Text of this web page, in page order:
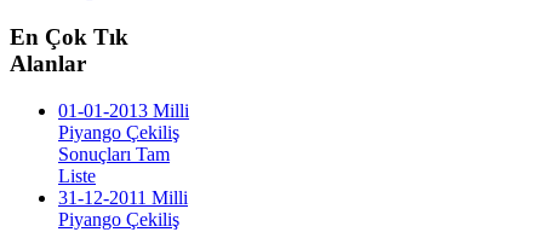
En Çok Tık
Alanlar
01-01-2013 Milli
Piyango Çekiliş
Sonuçları Tam
Liste
31-12-2011 Milli
Piyango Çekiliş